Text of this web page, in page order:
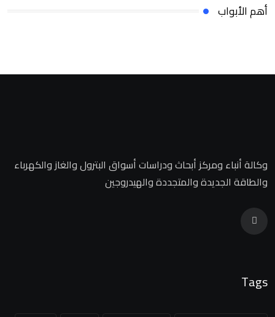
أهم الأبواب
وكالة أنباء ومركز أبحاث ودراسات أسواق البترول والغاز والكهرباء
والطاقة الجديدة والمتجددة والهيدروجين
Tags